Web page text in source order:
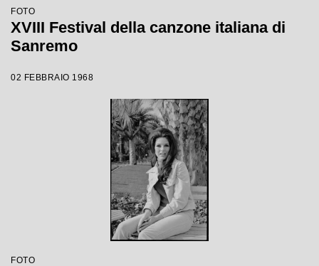
FOTO
XVIII Festival della canzone italiana di
Sanremo
02 FEBBRAIO 1968
FOTO